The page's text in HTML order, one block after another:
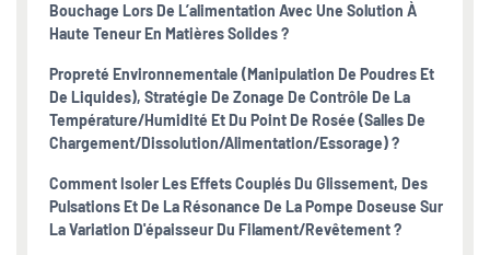
Bouchage Lors De L’alimentation Avec Une Solution À
Haute Teneur En Matières Solides ?
Propreté Environnementale (manipulation De Poudres Et
De Liquides), Stratégie De Zonage De Contrôle De La
Température/humidité Et Du Point De Rosée (salles De
Chargement/dissolution/alimentation/essorage) ?
Comment Isoler Les Effets Couplés Du Glissement, Des
Pulsations Et De La Résonance De La Pompe Doseuse Sur
La Variation D'épaisseur Du Filament/revêtement ?